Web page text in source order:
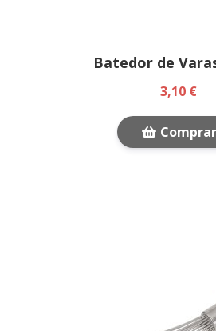
Batedor de
3,10 €
Comprar